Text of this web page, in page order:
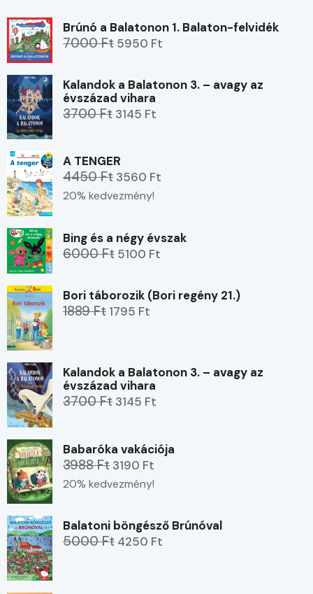
Brúnó a Balatonon 1. Balaton-felvidék
7000 Ft 5950 Ft
Kalandok a Balatonon 3. – avagy az
évszázad vihara
3700 Ft 3145 Ft
A TENGER
4450 Ft 3560 Ft
20% kedvezmény!
Bing és a négy évszak
6000 Ft 5100 Ft
Bori táborozik (Bori regény 21.)
1889 Ft 1795 Ft
Kalandok a Balatonon 3. – avagy az
évszázad vihara
3700 Ft 3145 Ft
Babaróka vakációja
3988 Ft 3190 Ft
20% kedvezmény!
Balatoni böngésző Brúnóval
5000 Ft 4250 Ft